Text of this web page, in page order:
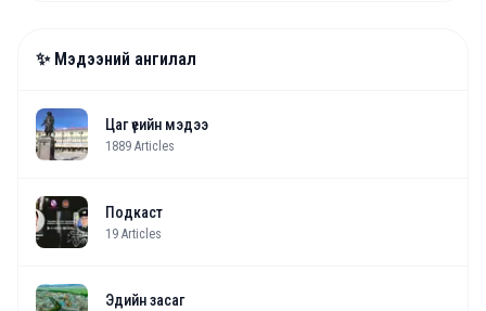
✨ Мэдээний ангилал
Цаг үеийн мэдээ
1889 Articles
Подкаст
19 Articles
Эдийн засаг